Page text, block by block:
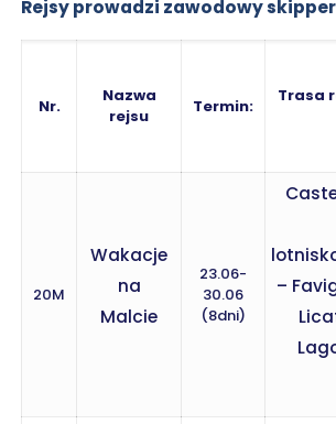
Rejsy prowadzi zawodowy skipper
Nr.
Nazwa
rejsu
Termin:
Trasa
20M
Wakacje
na
Malcie
23.06-
30.06
(8dni)
–